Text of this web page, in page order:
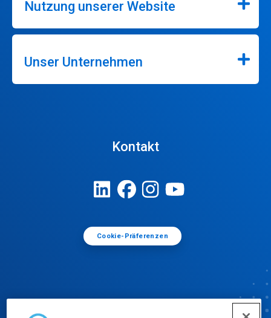
Nutzung unserer Website
Unser Unternehmen
Kontakt
Cookie-Präferenzen